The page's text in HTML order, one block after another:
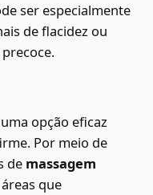
ser especialmente
de flacidez ou
opção eficaz
Por meio de
de massagem
que